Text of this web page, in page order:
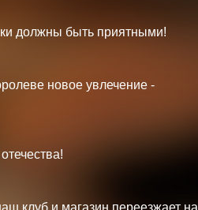
должны быть приятными!
новое увлечение -
клуб и магазин переезжает на